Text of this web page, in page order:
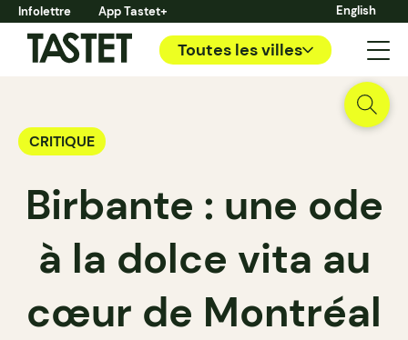
Infolettre App Tastet+ English
Toutes les villes
CRITIQUE
Birbante : une ode
à la dolce vita au
cœur de Montréal